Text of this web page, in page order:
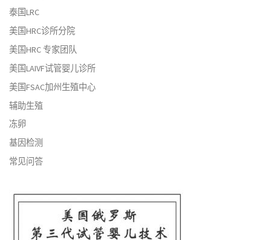
泰国LRC
美国HRC诊所分院
美国HRC 专家团队
美国LAIVF试管婴儿诊所
美国FSAC加州生殖中心
辅助生殖
冻卵
基因检测
常见问答